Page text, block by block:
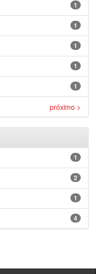
1
1
1
1
1
próximo >
1
2
1
4